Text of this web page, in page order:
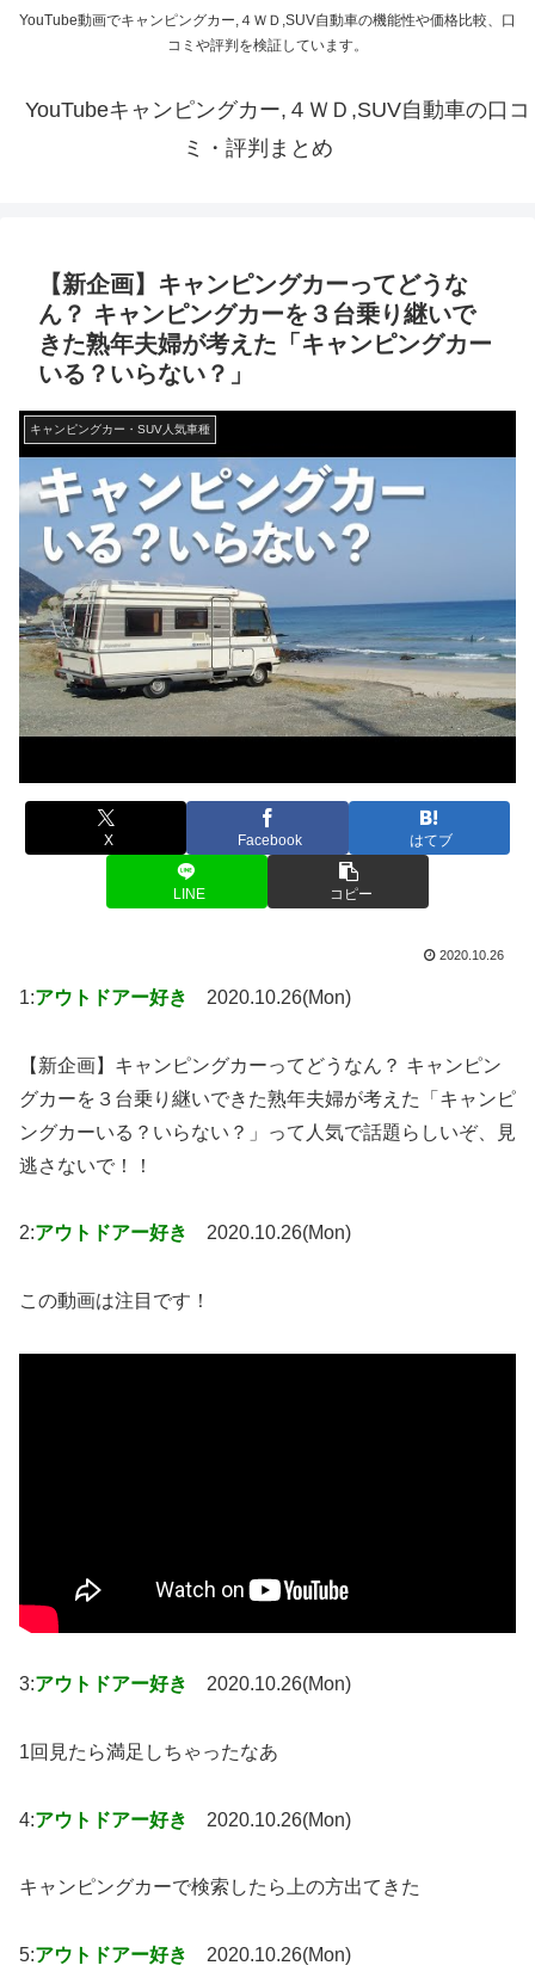
YouTube動画でキャンピングカー,４ＷＤ,SUV自動車の機能性や価格比較、口
コミや評判を検証しています。
YouTubeキャンピングカー,４ＷＤ,SUV自動車の口コ
ミ・評判まとめ
【新企画】キャンピングカーってどうな
ん？ キャンピングカーを３台乗り継いで
きた熟年夫婦が考えた「キャンピングカー
いる？いらない？」
キャンピングカー・SUV人気車種
X Facebook はてブ
LINE コピー
2020.10.26
1:アウトドアー好き 2020.10.26(Mon)
【新企画】キャンピングカーってどうなん？ キャンピン
グカーを３台乗り継いできた熟年夫婦が考えた「キャンピ
ングカーいる？いらない？」って人気で話題らしいぞ、見
逃さないで！！
2:アウトドアー好き 2020.10.26(Mon)
この動画は注目です！
3:アウトドアー好き 2020.10.26(Mon)
1回見たら満足しちゃったなあ
4:アウトドアー好き 2020.10.26(Mon)
キャンピングカーで検索したら上の方出てきた
5:アウトドアー好き 2020.10.26(Mon)